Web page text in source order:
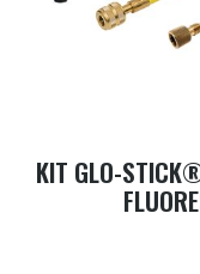
KIT GLO-